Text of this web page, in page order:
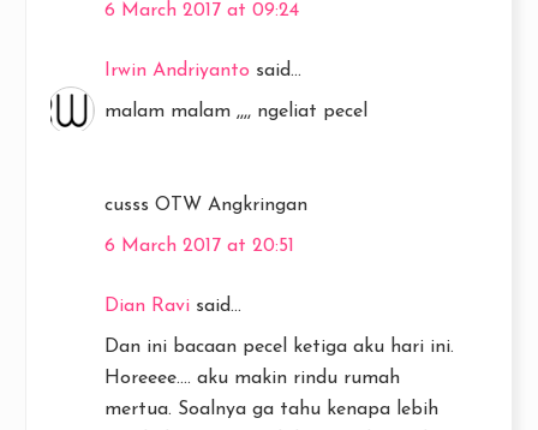
6 March 2017 at 09:24
Irwin Andriyanto said...
malam malam ,,,, ngeliat pecel
cusss OTW Angkringan
6 March 2017 at 20:51
Dian Ravi said...
Dan ini bacaan pecel ketiga aku hari ini.
Horeeee.... aku makin rindu rumah
mertua. Soalnya ga tahu kenapa lebih